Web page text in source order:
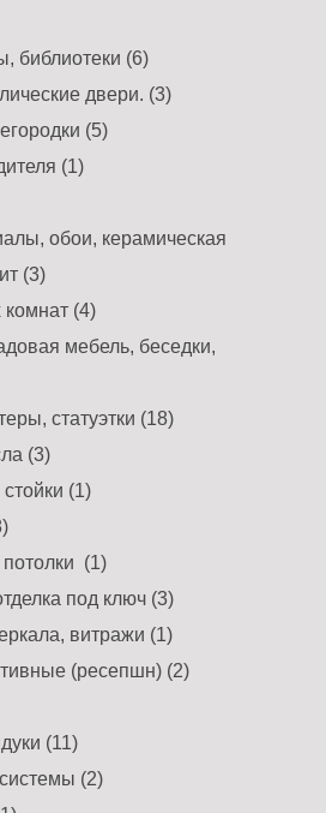
библиотеки (6)
двери. (3)
(5)
(1)
обои, керамическая
(3)
(4)
мебель, беседки,
статуэтки (18)
(3)
(1)
(1)
под ключ (3)
витражи (1)
(ресепшн) (2)
(11)
(2)